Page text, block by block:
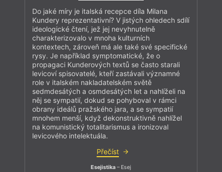
Do jaké míry je italská recepce díla Milana
Kundery reprezentativní? V jistých ohledech sdílí
ideologické čtení, jež jej nevyhnutelně
charakterizovalo v mnoha kulturních
kontextech, zároveň má ale také své specifické
rysy. Je například symptomatické, že o
propagaci Kunderových textů se často starali
levicoví spisovatelé, kteří zastávali významné
role v italském nakladatelském světě
sedmdesátých a osmdesátých let a nahlíželi na
něj se sympatií, dokud se pohyboval v rámci
obrany ideálů pražského jara, a se sympatií
mnohem menší, když dekonstruktivně nahlížel
na komunistický totalitarismus a ironizoval
levicového intelektuála.
Přečíst
Esejistika – Esej